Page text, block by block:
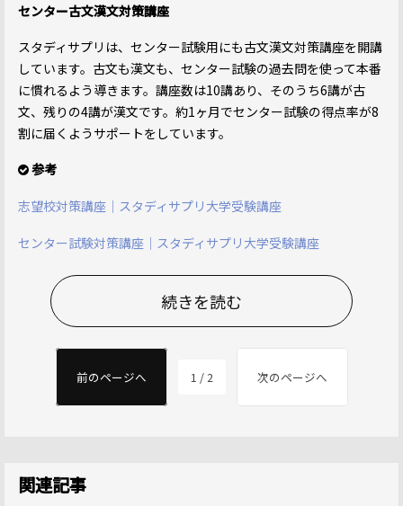
センター古文漢文対策講座
スタディサプリは、センター試験用にも古文漢文対策講座を開講
しています。古文も漢文も、センター試験の過去問を使って本番
に慣れるよう導きます。講座数は10講あり、そのうち6講が古
文、残りの4講が漢文です。約1ヶ月でセンター試験の得点率が8
割に届くようサポートをしています。
参考
志望校対策講座｜スタディサプリ大学受験講座
センター試験対策講座｜スタディサプリ大学受験講座
続きを読む
前のページへ 1 / 2 次のページへ
関連記事